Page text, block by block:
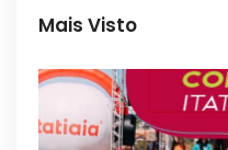
Mais Visto